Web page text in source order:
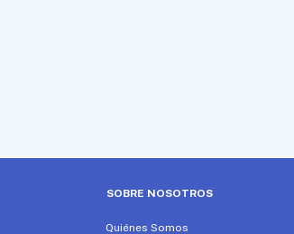
SOBRE NOSOTROS
Quiénes Somos